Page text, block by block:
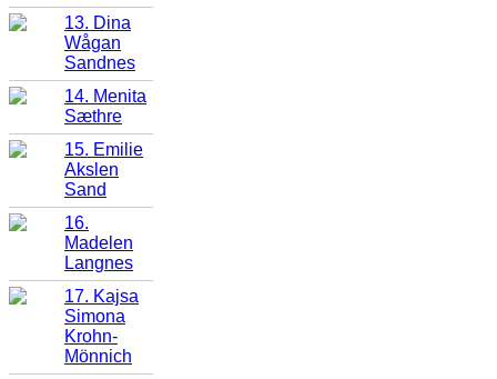
13. Dina
Wågan
Sandnes
14. Menita
Sæthre
15. Emilie
Akslen
Sand
16.
Madelen
Langnes
17. Kajsa
Simona
Krohn-
Mönnich